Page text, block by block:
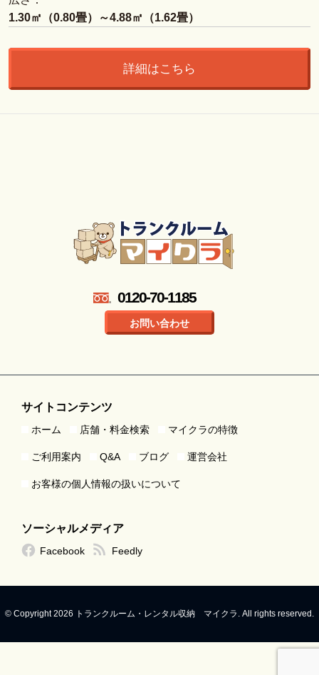
1.30㎡（0.80畳）～4.88㎡（1.62畳）
詳細はこちら
0120-70-1185
お問い合わせ
サイトコンテンツ
ホーム 店舗・料金検索 マイクラの特徴
ご利用案内 Q&A ブログ 運営会社
お客様の個人情報の扱いについて
ソーシャルメディア
Facebook Feedly
© Copyright 2026 トランクルーム・レンタル収納 マイクラ. All rights reserved.